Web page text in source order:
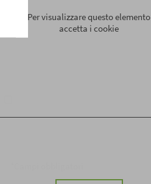
Per visualizzare questo elemento
accetta i cookie